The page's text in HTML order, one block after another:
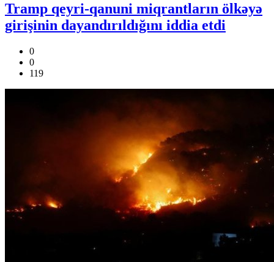
Tramp qeyri-qanuni miqrantların ölkəyə
girişinin dayandırıldığını iddia etdi
0
0
119